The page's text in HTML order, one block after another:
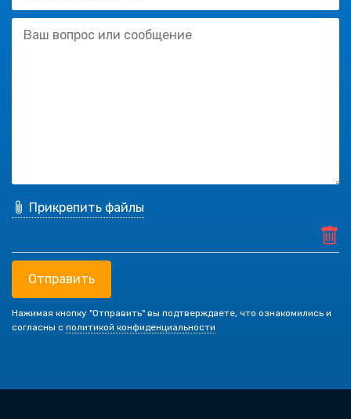
Прикрепить файлы
Отправить
Нажимая кнопку "Отправить" вы подтверждаете, что ознакомились и
согласны с политикой конфиденциальности